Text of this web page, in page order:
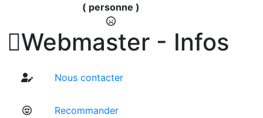
( personne )
Webmaster - Infos
Nous contacter
Recommander